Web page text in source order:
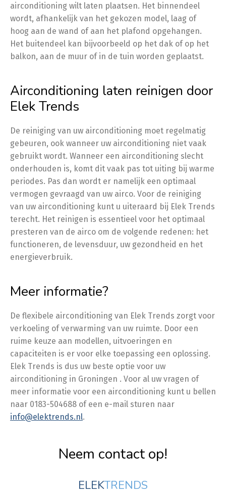
airconditioning wilt laten plaatsen. Het binnendeel
wordt, afhankelijk van het gekozen model, laag of
hoog aan de wand of aan het plafond opgehangen.
Het buitendeel kan bijvoorbeeld op het dak of op het
balkon, aan de muur of in de tuin worden geplaatst.
Airconditioning laten reinigen door
Elek Trends
De reiniging van uw airconditioning moet regelmatig
gebeuren, ook wanneer uw airconditioning niet vaak
gebruikt wordt. Wanneer een airconditioning slecht
onderhouden is, komt dit vaak pas tot uiting bij warme
periodes. Pas dan wordt er namelijk een optimaal
vermogen gevraagd van uw airco. Voor de reiniging
van uw airconditioning kunt u uiteraard bij Elek Trends
terecht. Het reinigen is essentieel voor het optimaal
presteren van de airco om de volgende redenen: het
functioneren, de levensduur, uw gezondheid en het
energieverbruik.
Meer informatie?
De flexibele airconditioning van Elek Trends zorgt voor
verkoeling of verwarming van uw ruimte. Door een
ruime keuze aan modellen, uitvoeringen en
capaciteiten is er voor elke toepassing een oplossing.
Elek Trends is dus uw beste optie voor uw
airconditioning in Groningen . Voor al uw vragen of
meer informatie voor een airconditioning kunt u bellen
naar 0183-504688 of een e-mail sturen naar
info@elektrends.nl.
Neem contact op!
ELEKTRENDS